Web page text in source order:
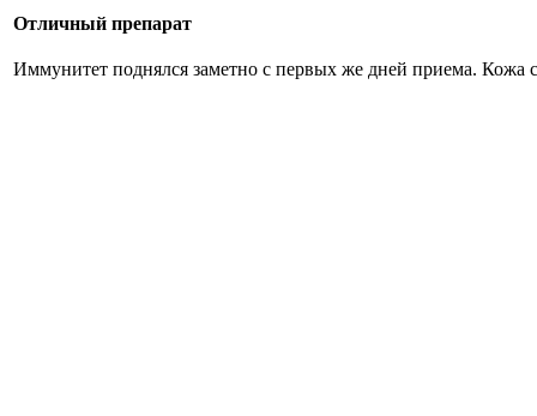
Отличный препарат
Иммунитет поднялся заметно с первых же дней приема.